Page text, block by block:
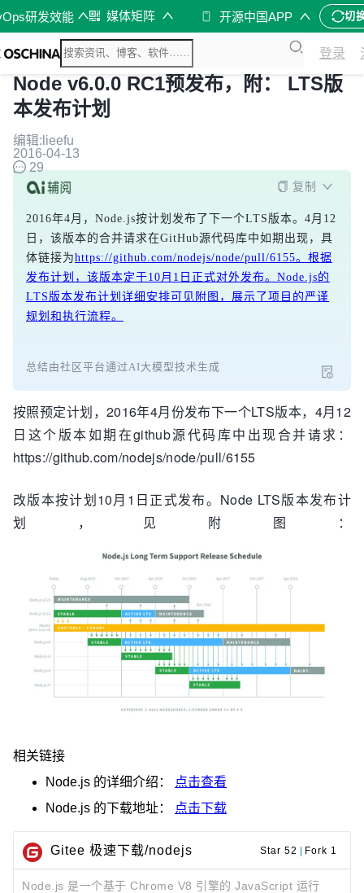
研发效能 媒体矩阵 开源中国APP 切
登录
Node v6.0.0 RC1预发布，附： LTS版
本发布计划
编辑:lieefu
2016-04-13
29
复制
2016年4月，Node.js按计划发布了下一个LTS版本。4月12
日，该版本的合并请求在GitHub源代码库中如期出现，具
体链接为https://github.com/nodejs/node/pull/6155。根据
发布计划，该版本定于10月1日正式对外发布。Node.js的
LTS版本发布计划详细安排可见附图，展示了项目的严谨
规划和执行流程。
总结由社区平台通过AI大模型技术生成
按照预定计划，2016年4月份发布下一个LTS版本，4月12
日这个版本如期在github源代码库中出现合并请求：
https://github.com/nodejs/node/pull/6155
改版本按计划10月1日正式发布。Node LTS版本发布计
划，见附图：
相关链接
Node.js 的详细介绍：
点击查看
Node.js 的下载地址： 点击下载
Gitee 极速下载/nodejs Star 52 Fork 1
Node.js 是一个基于 Chrome V8 引擎的 JavaScript 运行